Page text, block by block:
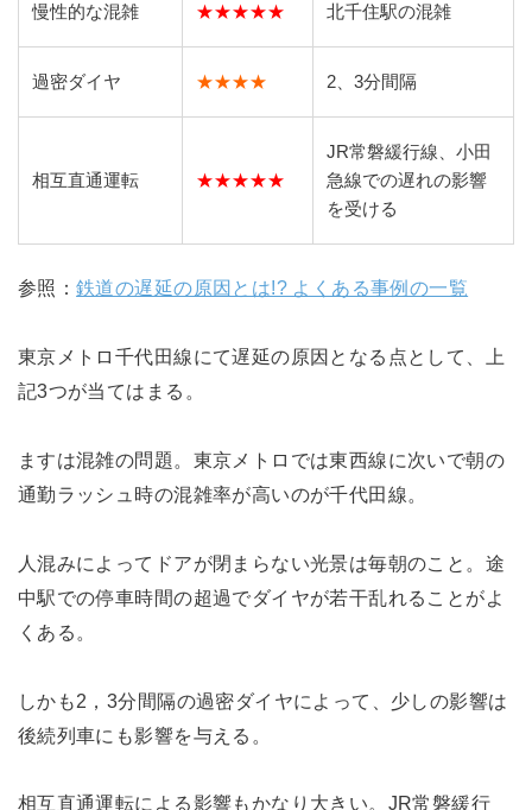
慢性的な混雑 ★★★★★ 北千住駅の混雑
過密ダイヤ ★★★★ 2、3分間隔
相互直通運転 ★★★★★
JR常磐緩行線、小田
急線での遅れの影響
を受ける
参照：鉄道の遅延の原因とは!? よくある事例の一覧
東京メトロ千代田線にて遅延の原因となる点として、上
記3つが当てはまる。
ますは混雑の問題。東京メトロでは東西線に次いで朝の
通勤ラッシュ時の混雑率が高いのが千代田線。
人混みによってドアが閉まらない光景は毎朝のこと。途
中駅での停車時間の超過でダイヤが若干乱れることがよ
くある。
しかも2，3分間隔の過密ダイヤによって、少しの影響は
後続列車にも影響を与える。
相互直通運転による影響もかなり大きい。JR常磐緩行